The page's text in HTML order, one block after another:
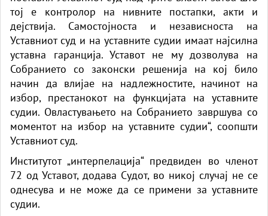
тој е контролор на нивните постапки, акти и
дејствија. Самостојноста и независноста на
Уставниот суд и на уставните судии имаат најсилна
уставна гаранција. Уставот не му дозволува на
Собранието со законски решенија на кој било
начин да влијае на надлежностите, начинот на
избор, престанокот на функцијата на уставните
судии. Овластувањето на Собранието завршува со
моментот на избор на уставните судии“, соопшти
Уставниот суд.
Институтот „интерпелација“ предвиден во членот
72 од Уставот, додава Судот, во никој случај не се
однесува и не може да се примени за уставните
судии.